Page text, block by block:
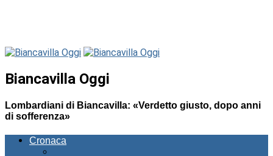
Biancavilla Oggi
Lombardiani di Biancavilla: «Verdetto giusto, dopo anni
di sofferenza»
Cronaca